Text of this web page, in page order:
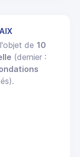
de 10
(dernier :